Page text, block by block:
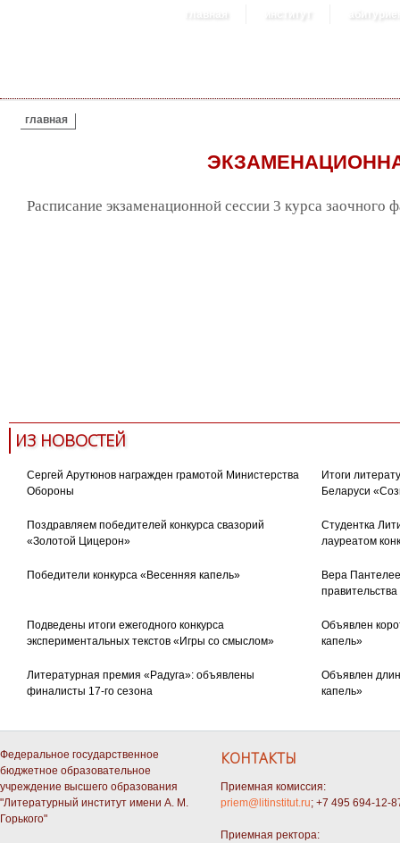
главная институт
ВЫ ЗДЕСЬ
главная
Расписание экзаменационной сессии 3 курса заочного
ИЗ НОВОСТЕЙ
Сергей Арутюнов награжден грамотой Министерства
Обороны
Итоги
Беларуси
Поздравляем победителей конкурса свазорий
«Золотой Цицерон»
Студентка
лауреатом
Победители конкурса «Весенняя капель»
Вера
Подведены итоги ежегодного конкурса
экспериментальных текстов «Игры со смыслом»
Объявлен
капель»
Литературная премия «Радуга»: объявлены
финалисты 17-го сезона
Объявлен
капель»
Федеральное государственное
бюджетное образовательное
учреждение высшего образования
"Литературный институт имени А. М.
Горького"
КОНТАКТЫ
Приемная комиссия:
priem@litinstitut.ru; +7 495 694-12-
Приемная ректора: